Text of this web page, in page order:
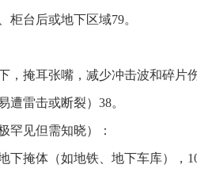
柜台后或地下区域‌79。
，掩耳张嘴‌，减少冲击波和碎片
遭雷击或断裂）‌38。
罕见但需知晓）：
下掩体（如地铁、地下车库），‌